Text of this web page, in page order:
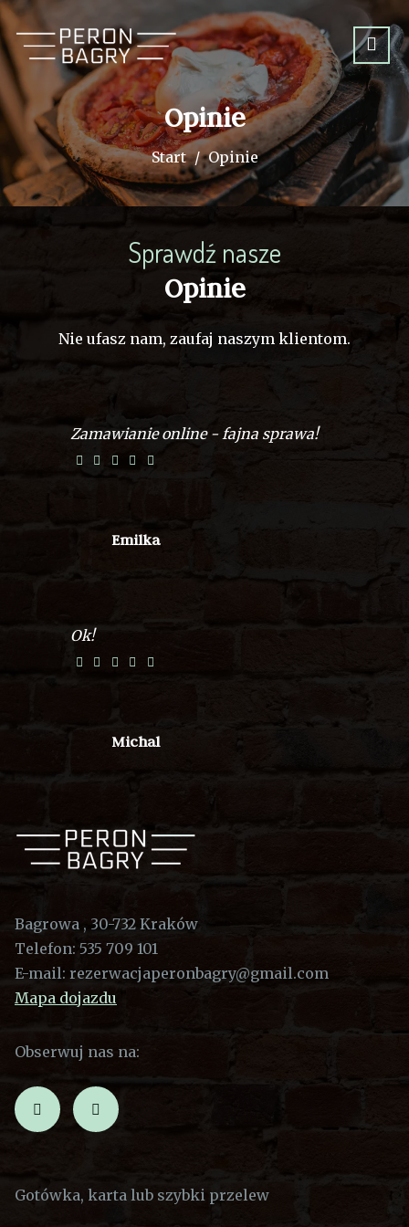
Opinie
Start Opinie
Sprawdź nasze
Opinie
Nie ufasz nam, zaufaj naszym klientom.
Zamawianie online - fajna sprawa!
Emilka
Ok!
Michal
Bagrowa , 30-732 Kraków
Telefon: 535 709 101
E-mail: rezerwacjaperonbagry@gmail.com
Mapa dojazdu
Obserwuj nas na:
Gotówka, karta lub szybki przelew